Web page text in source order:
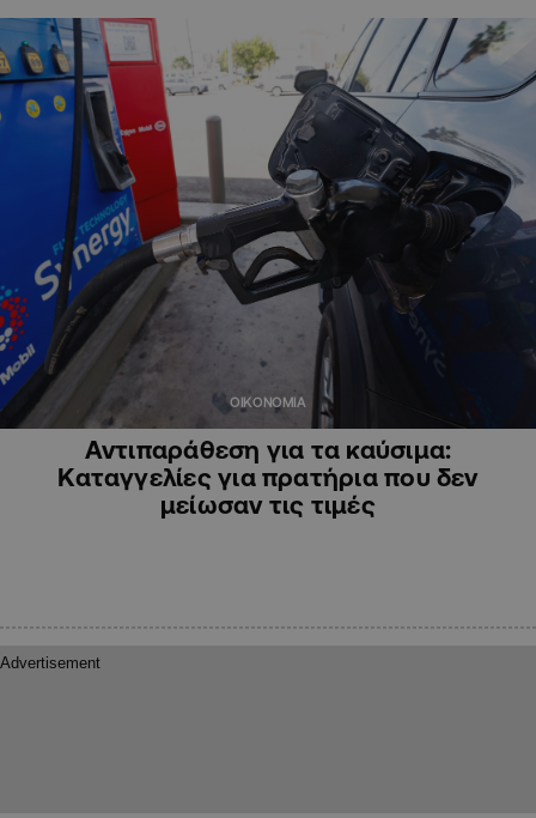
ΟΙΚΟΝΟΜΙΑ
Αντιπαράθεση για τα καύσιμα:
Καταγγελίες για πρατήρια που δεν
μείωσαν τις τιμές